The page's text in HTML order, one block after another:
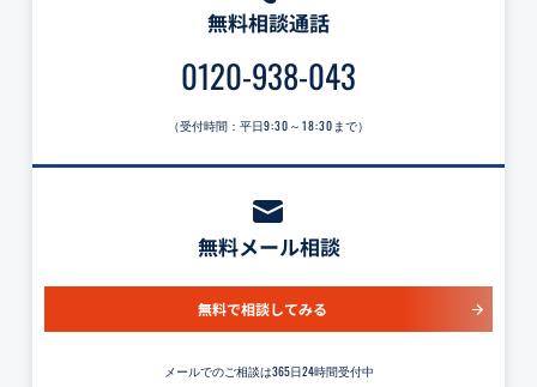
無料相談通話
0120-938-043
（受付時間：平日9:30～18:30 まで）
無料メール相談
無料で相談してみる
メールでのご相談は365日24時間受付中